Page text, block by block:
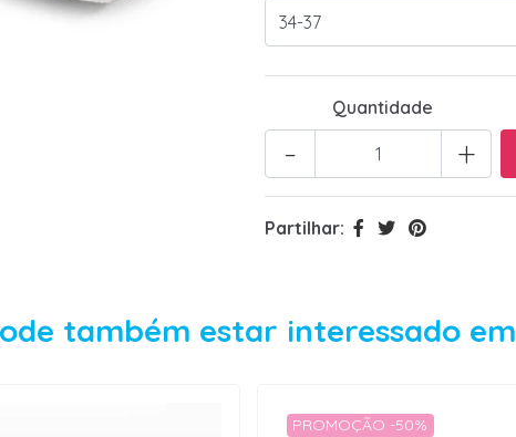
Quantidade
+
-
Partilhar:
também estar interessado em
PROMOÇÃO -50%